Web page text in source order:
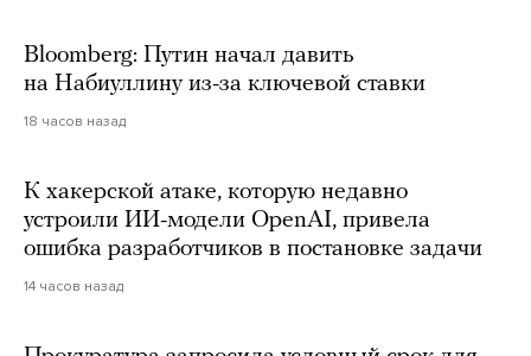
Bloomberg: Путин начал давить
на Набиуллину из-за ключевой ставки
18 часов назад
К хакерской атаке, которую недавно
устроили ИИ-модели OpenAI, привела
ошибка разработчиков в постановке задачи
14 часов назад